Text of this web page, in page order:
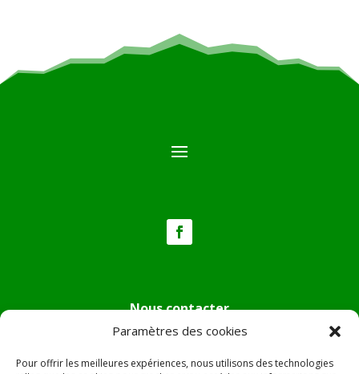
Paramètres des cookies
Pour offrir les meilleures expériences, nous utilisons des technologies
Nous contacter
Tél :04.95.36.24.02
Mail:
mairie.pietradiverde@wanadoo.fr